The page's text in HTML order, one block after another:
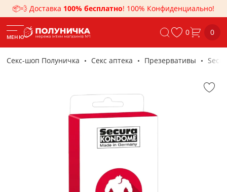
📦💨 Доставка 100% бесплатно! 100% Конфиденциально!
МЕНЮ 0 0
Секс-шоп Полуничка Секс аптека Презервативы